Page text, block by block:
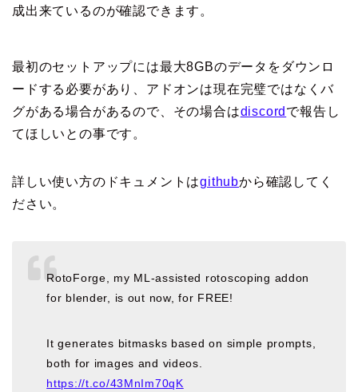
成出来ているのが確認できます。
最初のセットアップには最大8GBのデータをダウンロ
ードする必要があり、アドオンは現在完璧ではなくバ
グがある場合があるので、その場合はdiscord で報告し
てほしいとの事です。
詳しい使い方のドキュメントはgithubから確認してく
ださい。
RotoForge, my ML-assisted rotoscoping addon
for blender, is out now, for FREE!
It generates bitmasks based on simple prompts,
both for images and videos.
https://t.co/43MnIm70qK